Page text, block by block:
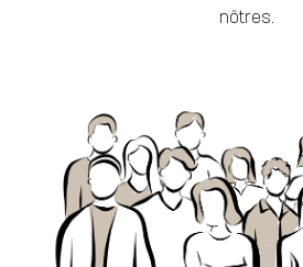
nôtres.